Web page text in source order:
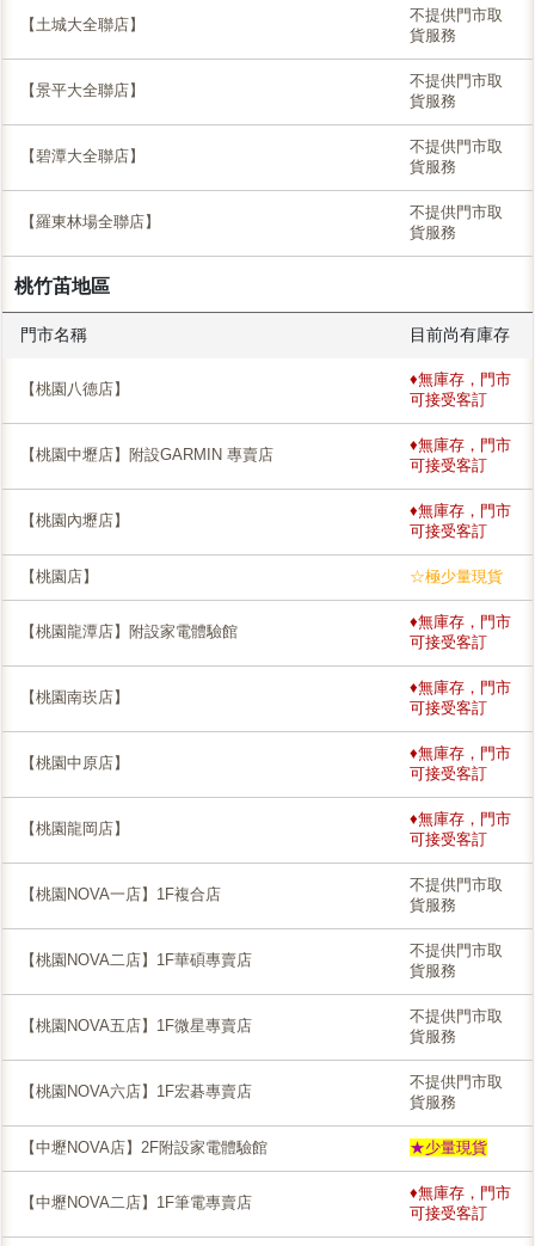
【土城大全聯店】
不提供門市取
貨服務
【景平大全聯店】
不提供門市取
貨服務
【碧潭大全聯店】
不提供門市取
貨服務
【羅東林場全聯店】
不提供門市取
貨服務
桃竹苖地區
門市名稱 目前尚有庫存
【桃園八德店】
♦無庫存，門市
可接受客訂
【桃園中壢店】附設GARMIN 專賣店
♦無庫存，門市
可接受客訂
【桃園內壢店】
♦無庫存，門市
可接受客訂
【桃園店】 ☆極少量現貨
【桃園龍潭店】附設家電體驗館
♦無庫存，門市
可接受客訂
【桃園南崁店】
♦無庫存，門市
可接受客訂
【桃園中原店】
♦無庫存，門市
可接受客訂
【桃園龍岡店】
♦無庫存，門市
可接受客訂
【桃園NOVA一店】1F複合店
不提供門市取
貨服務
【桃園NOVA二店】1F華碩專賣店
不提供門市取
貨服務
【桃園NOVA五店】1F微星專賣店
不提供門市取
貨服務
【桃園NOVA六店】1F宏碁專賣店
不提供門市取
貨服務
【中壢NOVA店】2F附設家電體驗館 ★少量現貨
【中壢NOVA二店】1F筆電專賣店
♦無庫存，門市
可接受客訂